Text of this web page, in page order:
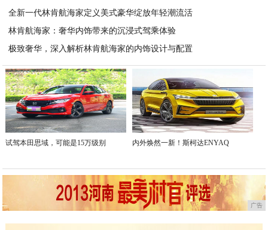
全新一代林肯航海家定义美式豪华绽放年轻潮流活
林肯航海家：奢华内饰带来的沉浸式驾乘体验
极致奢华，深入解析林肯航海家的内饰设计与配置
2023-05-16
试驾本田思域，可能是15万级别 内外焕然一新！斯柯达ENYAQ
广告